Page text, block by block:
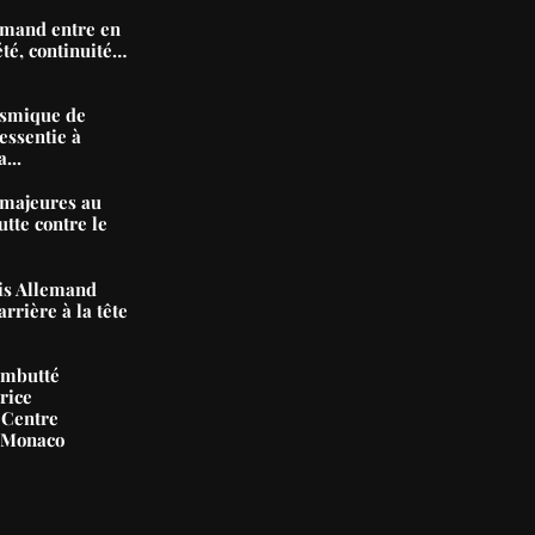
entre en
continuité…
de
à
au
contre le
Allemand
à la tête